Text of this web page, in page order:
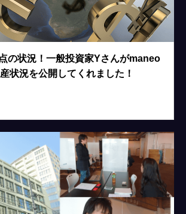
の状況！一般投資家Yさんがmaneo
状況を公開してくれました！